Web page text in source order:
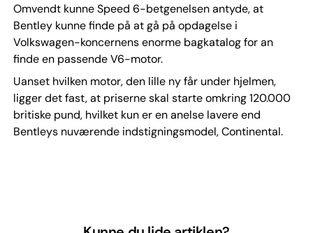
Omvendt kunne Speed 6-betgenelsen antyde, at
Bentley kunne finde på at gå på opdagelse i
Volkswagen-koncernens enorme bagkatalog for an
finde en passende V6-motor.
Uanset hvilken motor, den lille ny får under hjelmen,
ligger det fast, at priserne skal starte omkring 120.000
britiske pund, hvilket kun er en anelse lavere end
Bentleys nuværende indstigningsmodel, Continental.